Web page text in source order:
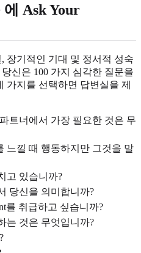
Ask Your
장기적인 기대 및 정서적 성숙
신은 100 가지 심각한 질문을
가지를 선택하면 답변실을 제
트너에서 가장 필요한 것은 무
느낄 때 행동하지만 그것을 말
고 있습니까?
당신을 의미합니까?
를 취급하고 싶습니까?
는 것은 무엇입니까?